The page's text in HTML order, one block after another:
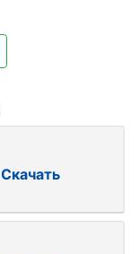
Скачать